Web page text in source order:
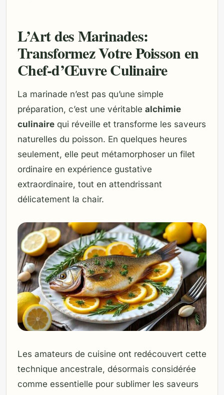
L’Art des Marinades:
Transformez Votre Poisson en
Chef-d’Œuvre Culinaire
La marinade n’est pas qu’une simple
préparation, c’est une véritable alchimie
culinaire qui réveille et transforme les saveurs
naturelles du poisson. En quelques heures
seulement, elle peut métamorphoser un filet
ordinaire en expérience gustative
extraordinaire, tout en attendrissant
délicatement la chair.
Les amateurs de cuisine ont redécouvert cette
technique ancestrale, désormais considérée
comme essentielle pour sublimer les saveurs